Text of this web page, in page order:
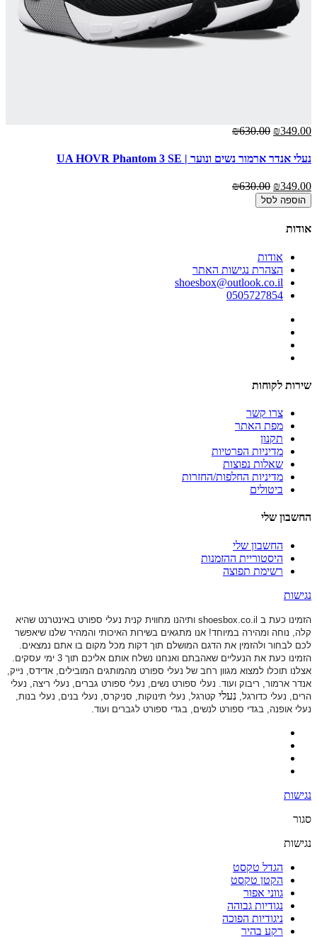
₪349.00
₪630.00
נעלי אנדר ארמור נשים ונוער | UA HOVR Phantom 3 SE
₪349.00
₪630.00
הוספה לסל
אודות
אודות
הצהרת נגישות האתר
shoesbox@outlook.co.il
0505727854
שירות לקוחות
צרו קשר
מפת האתר
תקנון
מדיניות הפרטיות
שאלות נפוצות
מדיניות החלפות/החזרות
ביטולים
החשבון שלי
החשבון שלי
היסטוריית ההזמנות
רשימת תפוצה
נגישות
הזמינו כעת ב shoesbox.co.il ותיהנו מחווית קנית נעלי ספורט באינטרנט שהיא
קלה, נוחה ומהירה במיוחד! אנו מתגאים בשירות האיכותי והמהיר שלנו שיאפשר
לכם לבחור ולהזמין את הדגם המושלם תוך דקות מכל מקום בו אתם נמצאים.
הזמינו כעת את הנעליים שאהבתם ואנחנו נשלח אותם אליכם תוך 3 ימי עסקים.
אצלנו תוכלו למצוא מגוון רחב של נעלי ספורט מהמותגים המובילים, אדידס, נייק,
אנדר ארמור, ריבוק ועוד. נעלי ספורט נשים, נעלי ספורט גברים, נעלי ריצה, נעלי
הרים, נעלי כדורגל, נעלי קטרגל, נעלי תינוקות, סניקרס, נעלי בנים, נעלי בנות,
נעלי אופנה, בגדי ספורט לנשים, בגדי ספורט לגברים ועוד.
נגישות
סגור
נגישות
הגדל טקסט
הקטן טקסט
גווני אפור
נגודיות גבוהה
ניגודיות הפוכה
רקע בהיר